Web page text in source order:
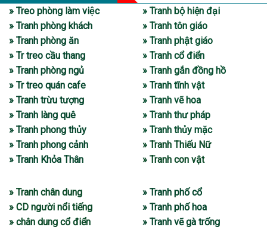
» Treo phòng làm việc
» Tranh phòng khách
» Tranh phòng ăn
» Tr treo cầu thang
» Tranh phòng ngủ
» Tr treo quán cafe
» Tranh trừu tượng
» Tranh làng quê
» Tranh phong thủy
» Tranh phong cảnh
» Tranh Khỏa Thân
» Tranh bộ hiện đại
» Tranh tôn giáo
» Tranh phật giáo
» Tranh cổ điển
» Tranh gắn đồng hồ
» Tranh tĩnh vật
» Tranh vẽ hoa
» Tranh thư pháp
» Tranh thủy mặc
» Tranh Thiếu Nữ
» Tranh con vật
» Tranh chân dung
» CD người nổi tiếng
» chân dung cổ điển
» Tranh phố cổ
» Tranh phố hoa
» Tranh vẽ gà trống